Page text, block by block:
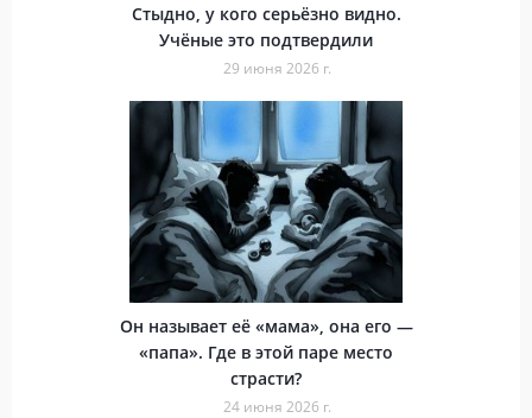
Стыдно, у кого серьёзно видно.
Учёные это подтвердили
29 июня 2026 г.
Он называет её «мама», она его —
«папа». Где в этой паре место
страсти?
24 июня 2026 г.